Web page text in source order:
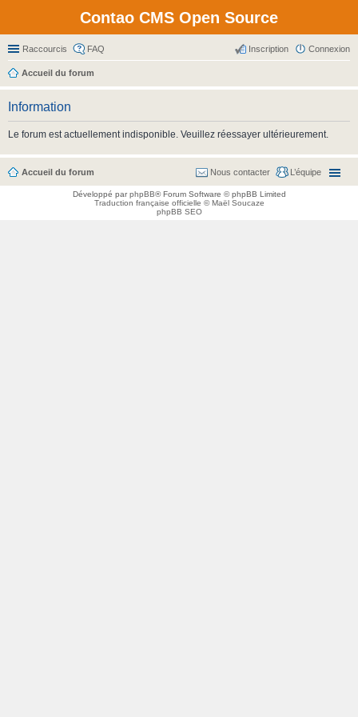
Contao CMS Open Source
Raccourcis FAQ Connexion
Inscription
Accueil du forum
Information
Le forum est actuellement indisponible. Veuillez réessayer ultérieurement.
Accueil du forum L’équipe
Nous contacter
Développé parphpBB® Forum Software © phpBB Limited
Traduction française officielle ©Maël Soucaze
phpBB SEO